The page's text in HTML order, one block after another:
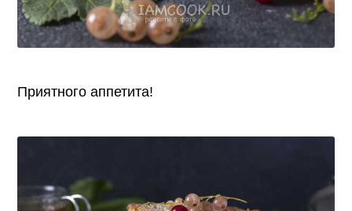
Приятного аппетита!